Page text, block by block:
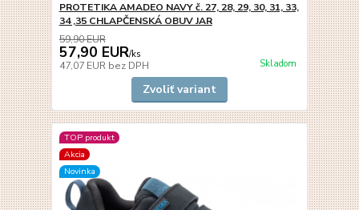
PROTETIKA AMADEO NAVY č. 27, 28, 29, 30, 31, 33,
34 ,35 CHLAPČENSKÁ OBUV JAR
59,90 EUR
57,90 EUR/ks
47,07 EUR bez DPH Skladom
Zvoliť variant
TOP produkt
Akcia
Novinka